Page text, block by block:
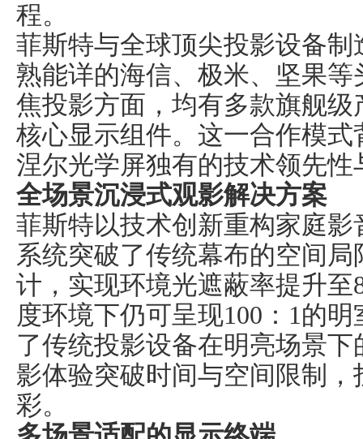
程。
菲斯特与全球顶尖投影设备
熟能详的海信、 极米、 坚果等
焦投影方面，均有多款旗舰级
核心显示组件。这一合作模式
涅尔光学屏独有的技术领先性
全场景沉浸式观影解决方案
菲斯特以技术创新重构家庭
系统突破了传统幕布的空间
计，实现环境光遮蔽率提升至
度环境下仍可呈现100 ： 1的明
了传统投影设备在明亮场景下
影体验突破时间与空间限制
彩。